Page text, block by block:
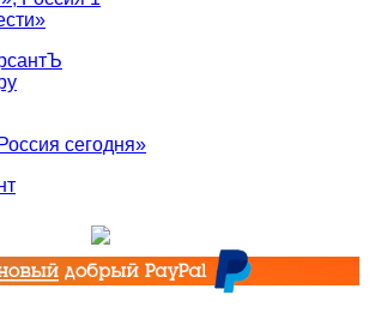
сегодня»